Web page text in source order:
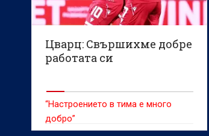
Цварц: Свършихме добре
работата си
“Настроението в тима е много
добро”